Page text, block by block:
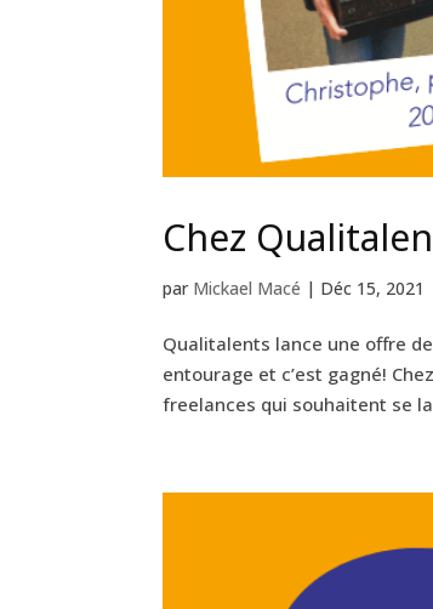
Chez
par Mickael Macé | Déc 15, 2021
Qualitalents lance une offre
entourage et c’est gagné!
freelances qui souhaitent se